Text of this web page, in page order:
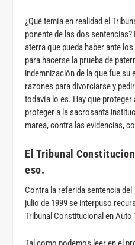
¿Qué temía en realidad el
ponente de las dos
aterra que pueda haber ante
para hacerse la prueba de
indemnización de la que fue su
razones para divorciarse y
todavía lo es. Hay que proteger
proteger a la sacrosanta
marea, contra las evidencias,
El Tribunal
eso.
Contra la referida sentencia del
julio de 1999 se interpuso
Tribunal Constitucional en Auto